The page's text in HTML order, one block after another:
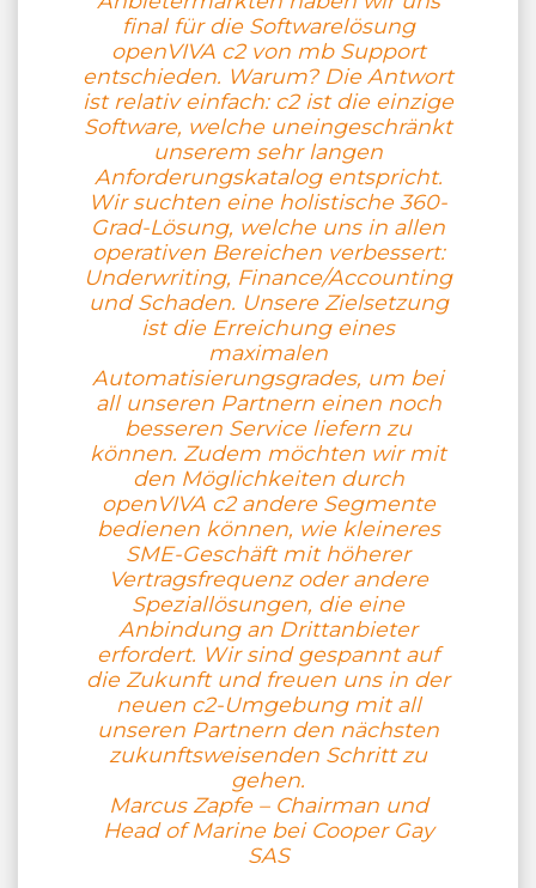
final für die Softwarelösung
openVIVA c2 von mb Support
entschieden. Warum? Die Antwort
ist relativ einfach: c2 ist die einzige
Software, welche uneingeschränkt
unserem sehr langen
Anforderungskatalog entspricht.
Wir suchten eine holistische 360-
Grad-Lösung, welche uns in allen
operativen Bereichen verbessert:
Underwriting, Finance/Accounting
und Schaden. Unsere Zielsetzung
ist die Erreichung eines
maximalen
Automatisierungsgrades, um bei
all unseren Partnern einen noch
besseren Service liefern zu
können. Zudem möchten wir mit
den Möglichkeiten durch
openVIVA c2 andere Segmente
bedienen können, wie kleineres
SME-Geschäft mit höherer
Vertragsfrequenz oder andere
Speziallösungen, die eine
Anbindung an Drittanbieter
erfordert. Wir sind gespannt auf
die Zukunft und freuen uns in der
neuen c2-Umgebung mit all
unseren Partnern den nächsten
zukunftsweisenden Schritt zu
gehen.
Marcus Zapfe – Chairman und
Head of Marine bei Cooper Gay
SAS